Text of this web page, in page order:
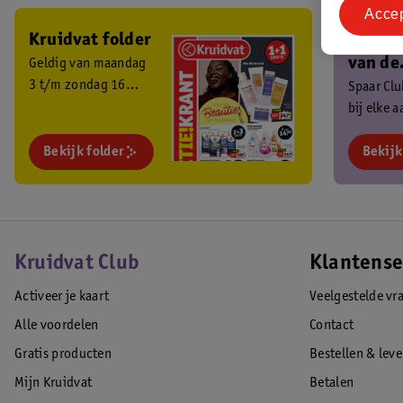
Kruidvat folder
Geldig van maandag
3 t/m zondag 16
Bekijk folder
Ben
van de
Club?
Spaar
bij elke
Kruidvat Club
Activeer je kaart
Alle voordelen
Gratis producten
Mijn Kruidvat
Veelgestelde
Contact
Bestellen &
Betalen